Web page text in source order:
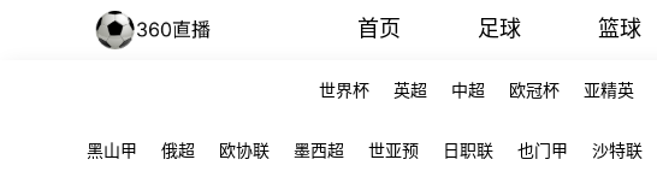
首页 足球 篮球
世界杯 英超 中超 欧冠杯 亚精英
黑山甲 俄超 欧协联 墨西超 世亚预 日职联 也门甲 沙特联